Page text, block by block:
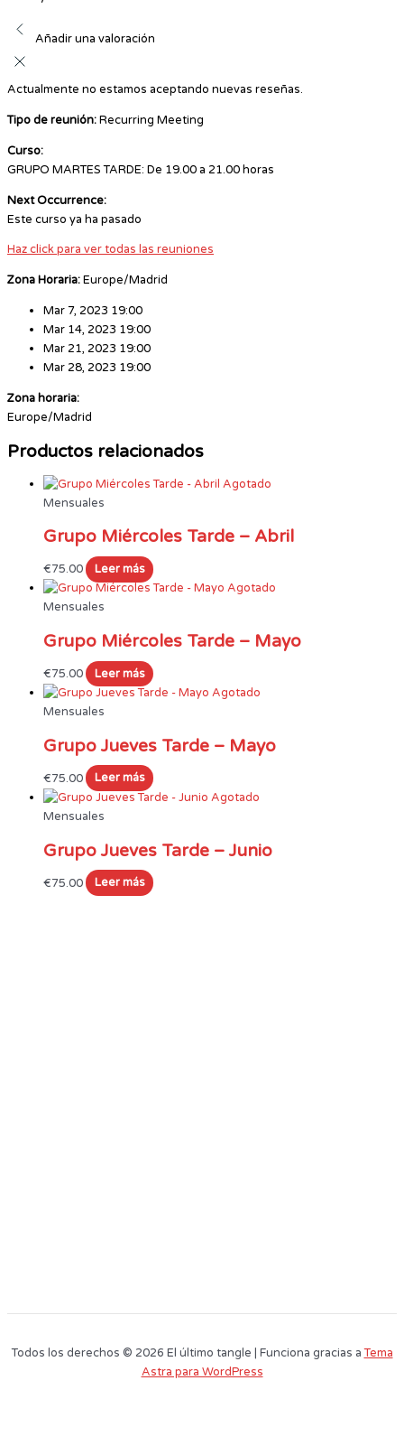
Añadir una valoración
Actualmente no estamos aceptando nuevas reseñas.
Tipo de reunión:Recurring Meeting
Curso:
GRUPO MARTES TARDE: De 19.00 a 21.00 horas
Next Occurrence:
Este curso ya ha pasado
Haz click para ver todas las reuniones
Zona Horaria:Europe/Madrid
Mar 7, 2023 19:00
Mar 14, 2023 19:00
Mar 21, 2023 19:00
Mar 28, 2023 19:00
Zona horaria:
Europe/Madrid
Productos relacionados
Agotado
Mensuales
Grupo Miércoles Tarde – Abril
€75.00
Leer más
Agotado
Mensuales
Grupo Miércoles Tarde – Mayo
€75.00
Leer más
Agotado
Mensuales
Grupo Jueves Tarde – Mayo
€75.00
Leer más
Agotado
Mensuales
Grupo Jueves Tarde – Junio
€75.00 Leer más
Todos los derechos © 2026 El último tangle | Funciona gracias aTema
Astra para WordPress